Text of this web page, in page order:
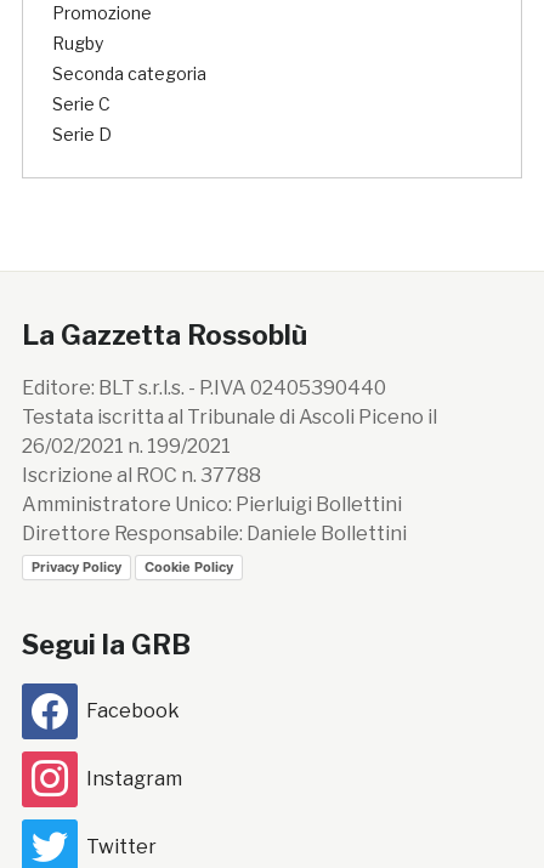
Promozione
Rugby
Seconda categoria
Serie C
Serie D
La Gazzetta Rossoblù
Editore: BLT s.r.l.s. - P.IVA 02405390440
Testata iscritta al Tribunale di Ascoli Piceno il
26/02/2021 n. 199/2021
Iscrizione al ROC n. 37788
Amministratore Unico: Pierluigi Bollettini
Direttore Responsabile: Daniele Bollettini
Privacy Policy Cookie Policy
Segui la GRB
Facebook
Instagram
Twitter